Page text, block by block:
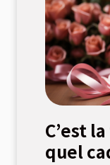
C’est
quel